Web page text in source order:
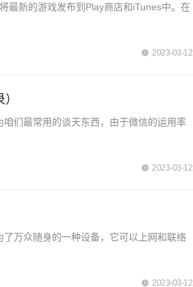
最新的游戏发布到Play商店和iTunes中。在
2023-03-12
们最常用的谈天东西，由于微信的运用率
2023-03-12
万众随身的一种设备，它可以上网和联络
2023-03-12